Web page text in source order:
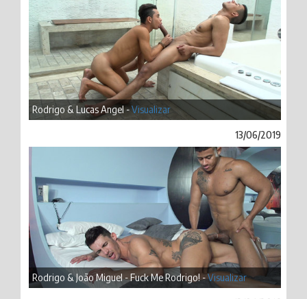
Rodrigo & Lucas Angel -Visualizar
13/06/2019
Rodrigo & João Miguel - Fuck Me Rodrigo! -Visualizar